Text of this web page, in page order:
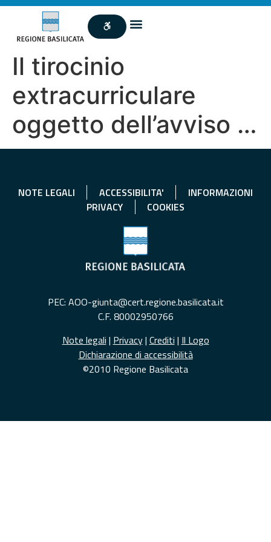
Il tirocinio
extracurriculare
oggetto dell’avviso …
NOTE LEGALI ACCESSIBILITA'
INFORMAZIONI
PRIVACY
COOKIES
PEC: AOO-giunta@cert.regione.basilicata.it
C.F. 80002950766
Note legali | Privacy| Crediti | Il Logo
Dichiarazione di accessibilità
©2010 Regione Basilicata